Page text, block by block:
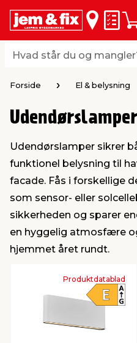
Hvad står du og mangler?
Hvad står du og mangler?
loft & vægge
vinduer
brædder
& varme
& ophæng
& opbevaring
& armatur
& ventilation
Home
& kemikalier
& fugemasse
af værktøj
maskiner
Forside El & belysning
Udendørslamper
Udendørslamper sikrer
funktionel belysning til
facade. Fås i forskellige
som sensor- eller
sikkerheden og sparer
en hyggelig atmosfære
hjemmet året rundt.
Produktdatablad